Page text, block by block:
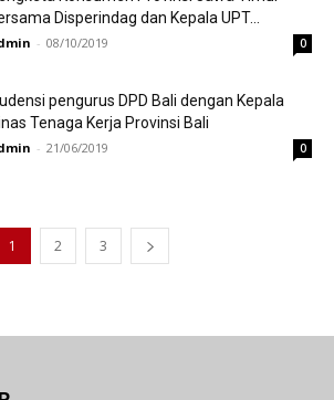
Disperindag dan Kepala UPT...
- 08/10/2019 0
pengurus DPD Bali dengan Kepala
Tenaga Kerja Provinsi Bali
- 21/06/2019 0
1 2 3